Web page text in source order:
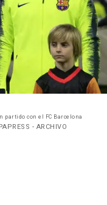
partido con el FC Barcelona
- ARCHIVO